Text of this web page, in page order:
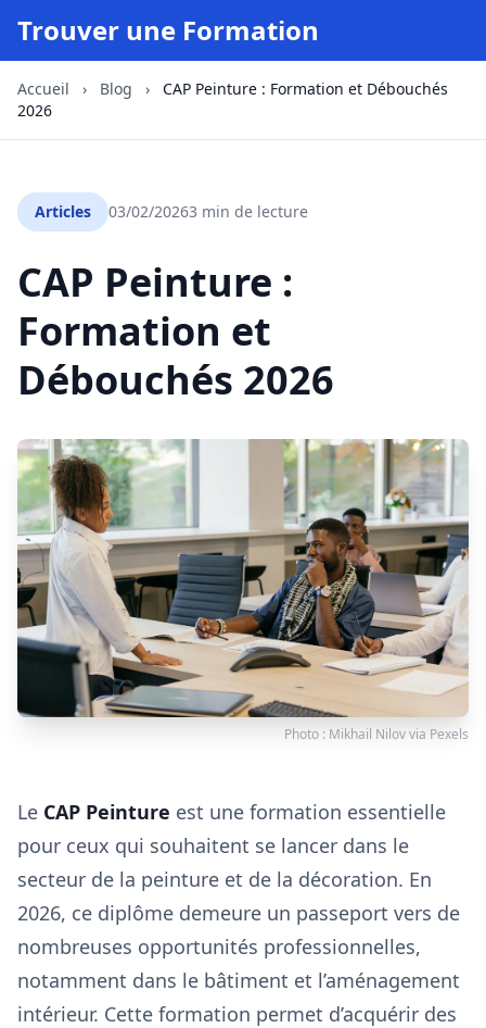
Trouver une Formation
Accueil › Blog ›
CAP Peinture : Formation et Débouchés
2026
Articles 03/02/20263 min de lecture
CAP Peinture :
Formation et
Débouchés 2026
Photo : Mikhail Nilovvia Pexels
Le CAP Peinture est une formation essentielle
pour ceux qui souhaitent se lancer dans le
secteur de la peinture et de la décoration. En
2026, ce diplôme demeure un passeport vers de
nombreuses opportunités professionnelles,
notamment dans le bâtiment et l’aménagement
intérieur. Cette formation permet d’acquérir des